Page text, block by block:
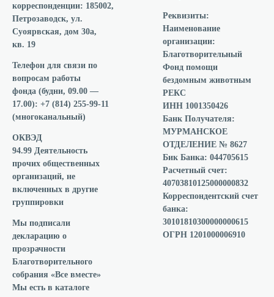
корреспонденции: 185002,
Петрозаводск, ул.
Суоярвская, дом 30а,
кв. 19
Телефон для связи по
вопросам работы
фонда (будни, 09.00 —
17.00): +7 (814) 255-99-11
(многоканальный)
ОКВЭД
94.99 Деятельность
прочих общественных
организаций, не
включенных в другие
группировки
Мы подписали
декларацию о
прозрачности
Благотворительного
собрания «Все вместе»
Мы есть в каталоге
Реквизиты:
Наименование
организации:
Благотворительный
Фонд помощи
бездомным животным
РЕКС
ИНН 1001350426
Банк Получателя:
МУРМАНСКОЕ
ОТДЕЛЕНИЕ № 8627
Бик Банка: 044705615
Расчетный счет:
40703810125000000832
Корреспондентский счет
банка:
30101810300000000615
ОГРН 1201000006910